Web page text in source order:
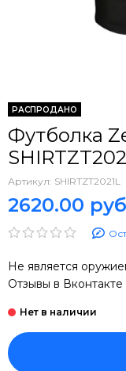
РАСПРОДАНО
Футболка
Артикул: SHIRTZT2021L
2620.00 руб
Не является
Отзывы в Вконтакте